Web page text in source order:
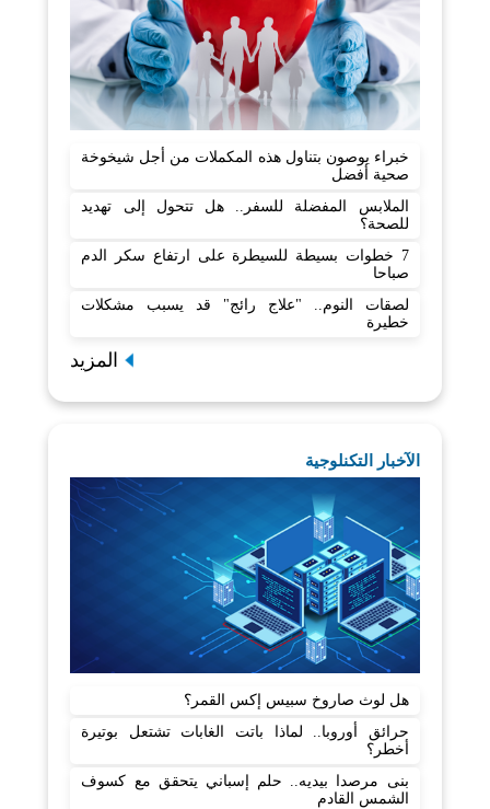
خبراء يوصون بتناول هذه المكملات من أجل شيخوخة
صحية أفضل
الملابس المفضلة للسفر.. هل تتحول إلى تهديد
للصحة؟
7 خطوات بسيطة للسيطرة على ارتفاع سكر الدم
صباحا
لصقات النوم.. "علاج رائج" قد يسبب مشكلات
خطيرة
المزيد
الآخبار التكنلوجية
هل لوث صاروخ سبيس إكس القمر؟
حرائق أوروبا.. لماذا باتت الغابات تشتعل بوتيرة
أخطر؟
بنى مرصدا بيديه.. حلم إسباني يتحقق مع كسوف
الشمس القادم